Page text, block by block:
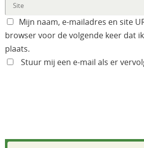
Mijn naam, e-mailadres en site
browser voor de volgende keer dat
plaats.
Stuur mij een e-mail als er